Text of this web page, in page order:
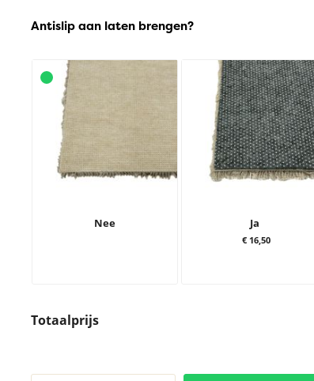
Antislip aan laten brengen?
Nee Ja
€ 16,50
Totaalprijs